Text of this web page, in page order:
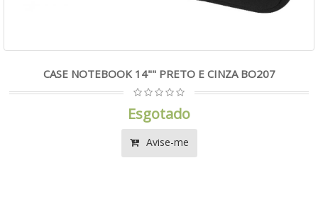
CASE NOTEBOOK 14"" PRETO E CINZA BO207
Esgotado
Avise-me